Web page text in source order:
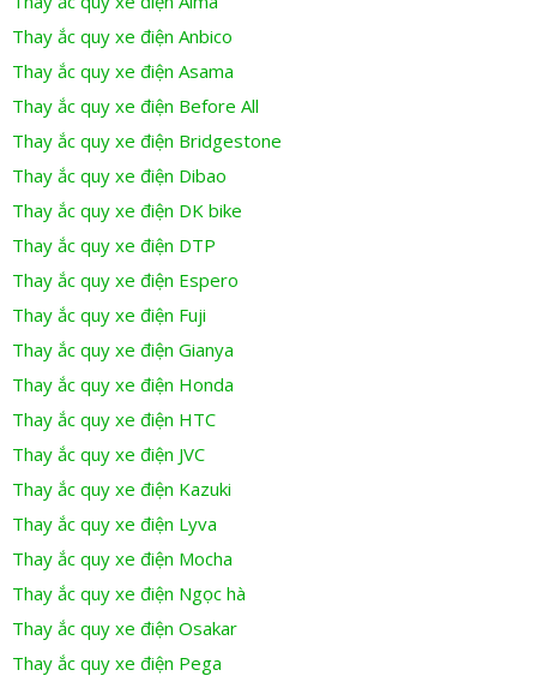
Thay ắc quy xe điện Anbico
Thay ắc quy xe điện Asama
Thay ắc quy xe điện Before All
Thay ắc quy xe điện Bridgestone
Thay ắc quy xe điện Dibao
Thay ắc quy xe điện DK bike
Thay ắc quy xe điện DTP
Thay ắc quy xe điện Espero
Thay ắc quy xe điện Fuji
Thay ắc quy xe điện Gianya
Thay ắc quy xe điện Honda
Thay ắc quy xe điện HTC
Thay ắc quy xe điện JVC
Thay ắc quy xe điện Kazuki
Thay ắc quy xe điện Lyva
Thay ắc quy xe điện Mocha
Thay ắc quy xe điện Ngọc hà
Thay ắc quy xe điện Osakar
Thay ắc quy xe điện Pega